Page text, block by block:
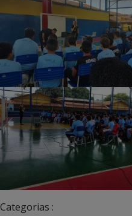
Categorias :